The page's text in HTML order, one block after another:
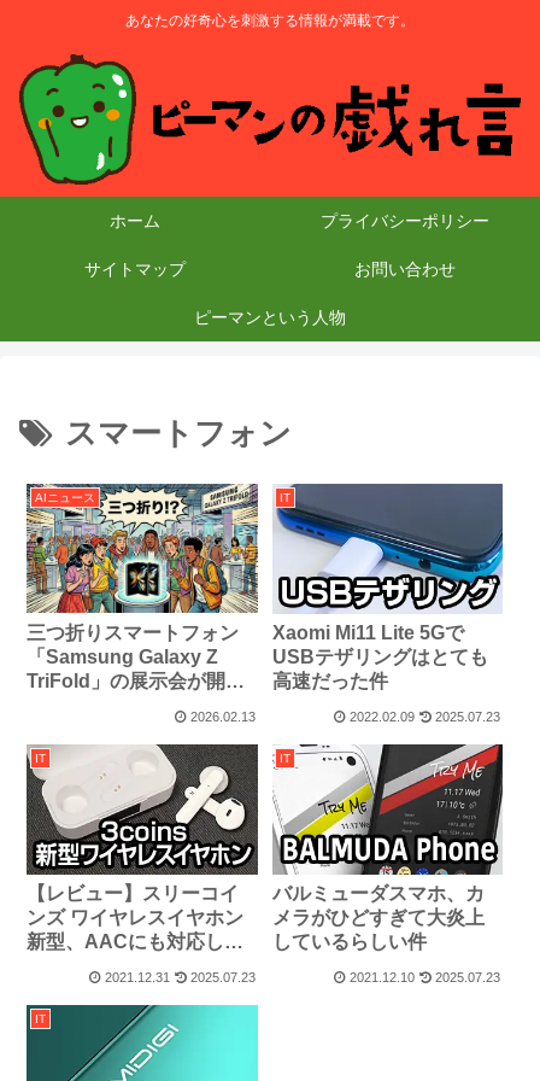
あなたの好奇心を刺激する情報が満載です。
ホーム プライバシーポリシー
サイトマップ お問い合わせ
ピーマンという人物
スマートフォン
AIニュース
三つ折りスマートフォン
「Samsung Galaxy Z
TriFold」の展示会が開催
2026.02.13
IT
Xaomi Mi11 Lite 5Gで
USBテザリングはとても
高速だった件
2022.02.09 2025.07.23
IT
【レビュー】スリーコイ
ンズ ワイヤレスイヤホン
新型、AACにも対応した
2021.12.31 2025.07.23
IT
バルミューダスマホ、カ
メラがひどすぎて大炎上
しているらしい件
2021.12.10 2025.07.23
IT